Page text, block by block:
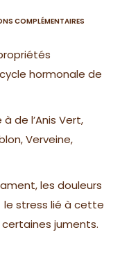
COMPLÉMENTAIRES
hormonale de
de l’Anis Vert,
Verveine,
les douleurs
stress lié à cette
juments.